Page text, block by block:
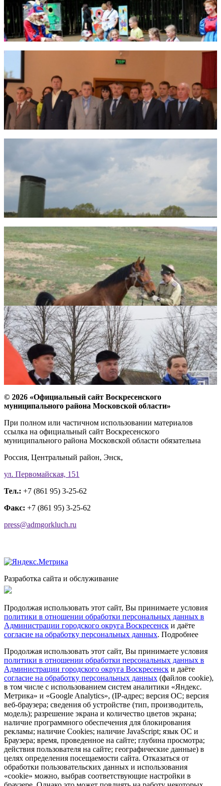
© 2026 «Официальный сайт Воскресенского
муниципального района Московской области»
При полном или частичном использовании материалов
ссылка на официальный сайт Воскресенского
муниципального района Московской области обязательна
Россия, Центральный район, Энск,
ул. Первомайская, 151
Тел.: +7 (861 95) 3-25-62
Факс: +7 (861 95) 3-25-62
press@admgorkluch.ru
Разработка сайта и обслуживание
Продолжая использовать этот сайт, Вы принимаете условия
политики в отношении обработки персональных данных в
Администрации городского округа Воскресенск и даёте
согласие на обработку персональных данных. Подробнее
Продолжая использовать этот сайт, Вы принимаете условия
политики в отношении обработки персональных данных в
Администрации городского округа Воскресенск и даёте
согласие на обработку персональных данных (файлов cookie),
в том числе с использованием систем аналитики «Яндекс.
Метрика» и «Google Analytics», (IP-адрес; версия ОС; версия
веб-браузера; сведения об устройстве (тип, производитель,
модель); разрешение экрана и количество цветов экрана;
наличие программного обеспечения для блокирования
рекламы; наличие Cookies; наличие JavaScript; язык ОС и
Браузера; время, проведенное на сайте; глубина просмотра;
действия пользователя на сайте; географические данные) в
целях определения посещаемости сайта. Отказаться от
обработки пользовательских данных и использования
«cookie» можно, выбрав соответствующие настройки в